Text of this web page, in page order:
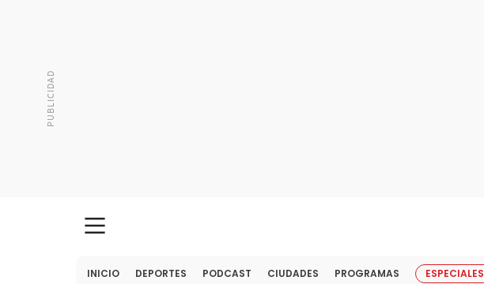
INICIO DEPORTES PODCAST CIUDADES PROGRAMAS ESPECIALES